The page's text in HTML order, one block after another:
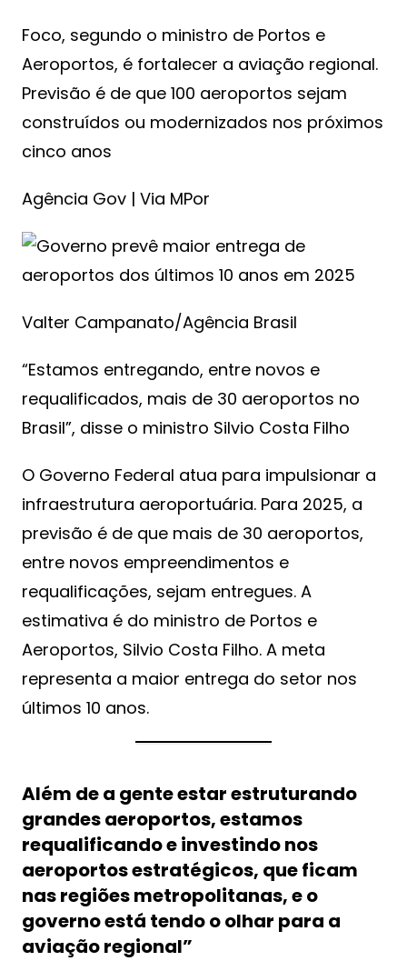
Foco, segundo o ministro de Portos e
Aeroportos, é fortalecer a aviação regional.
Previsão é de que 100 aeroportos sejam
construídos ou modernizados nos próximos
cinco anos
Agência Gov | Via MPor
Valter Campanato/Agência Brasil
“Estamos entregando, entre novos e
requalificados, mais de 30 aeroportos no
Brasil”, disse o ministro Silvio Costa Filho
O Governo Federal atua para impulsionar a
infraestrutura aeroportuária. Para 2025, a
previsão é de que mais de 30 aeroportos,
entre novos empreendimentos e
requalificações, sejam entregues. A
estimativa é do ministro de Portos e
Aeroportos, Silvio Costa Filho. A meta
representa a maior entrega do setor nos
últimos 10 anos.
Além de a gente estar estruturando
grandes aeroportos, estamos
requalificando e investindo nos
aeroportos estratégicos, que ficam
nas regiões metropolitanas, e o
governo está tendo o olhar para a
aviação regional”